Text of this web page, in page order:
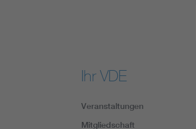
Ihr VDE
Veranstaltungen
Mitgliedschaft